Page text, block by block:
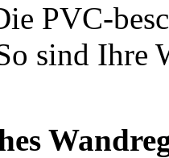
PVC-
sind Ihre